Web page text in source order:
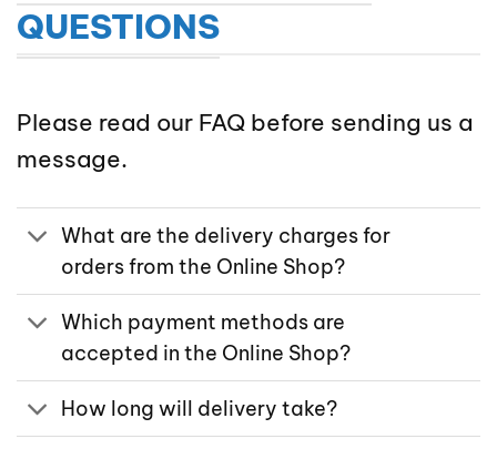
QUESTIONS
Please read our FAQ before sending us a
message.
What are the delivery charges for
orders from the Online Shop?
Which payment methods are
accepted in the Online Shop?
How long will delivery take?